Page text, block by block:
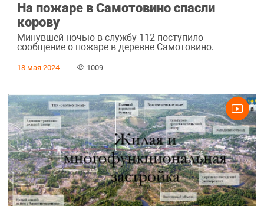
На пожаре в Самотовино спасли
корову
Минувшей ночью в службу 112 поступило
сообщение о пожаре в деревне Самотовино.
18 мая 2024 1009